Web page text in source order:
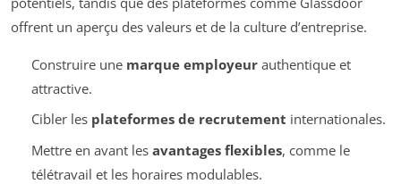
offrent un aperçu des valeurs et de la culture d’entreprise.
Construire une marque employeurauthentique et
attractive.
Cibler les plateformes de recrutement internationales.
Mettre en avant les avantages flexibles, comme le
télétravail et les horaires modulables.